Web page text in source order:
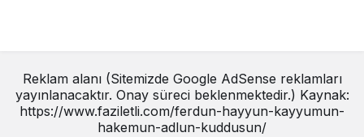
Reklam alanı (Sitemizde Google AdSense reklamları
yayınlanacaktır. Onay süreci beklenmektedir.) Kaynak:
https://www.faziletli.com/ferdun-hayyun-kayyumun-
hakemun-adlun-kuddusun/